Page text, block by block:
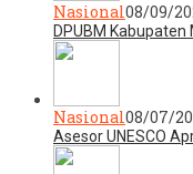
Nasional08/09/
DPUBM
Nasional08/07/
Asesor UNESCO